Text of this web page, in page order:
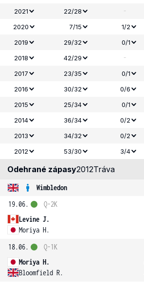
2021
22/28 -
2020
7/15 1/2
2019
29/32 0/1
2018
42/29 -
2017
23/35 0/1
2016
30/32 0/6
2015
25/34 0/1
2014
36/34 0/2
2013
34/32 0/2
2012
53/30 3/4
Odehrané zápasy2012Tráva
Wimbledon
19.06.
Levine J.
Moriya H.
Q-2K
18.06.
Moriya H.
Bloomfield R.
Q-1K